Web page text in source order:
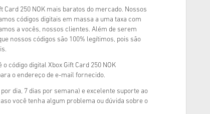
Card 250 NOK mais baratos do mercado. Nossos
códigos digitais em massa a uma taxa com
a vocês, nossos clientes. Além de serem
nossos códigos são 100% legítimos, pois são
código digital Xbox Gift Card 250 NOK
o endereço de e-mail fornecido.
dia, 7 dias por semana) e excelente suporte ao
você tenha algum problema ou dúvida sobre o